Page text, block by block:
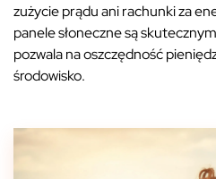
zużycie prądu ani rachunki za
panele słoneczne są
pozwala na oszczędność
środowisko.